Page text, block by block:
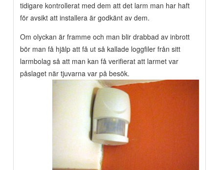
tidigare kontrollerat med dem att det larm man har haft
för avsikt att installera är godkänt av dem.
Om olyckan är framme och man blir drabbad av inbrott
bör man få hjälp att få ut så kallade logg­filer från sitt
larmbolag så att man kan få verifierat att larmet var
påslaget när tjuvarna var på besök.